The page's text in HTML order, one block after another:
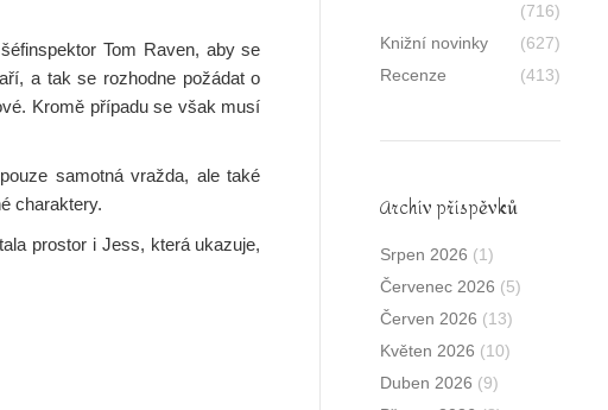
Tom Raven, aby se
a tak se rozhodne požádat o
Kromě případu se však musí
samotná vražda, ale také
charaktery.
prostor i Jess, která ukazuje,
(716)
Knižní novinky
(627)
Recenze
(413)
Archív příspěvků
Srpen 2026 (1)
Červenec 2026 (5)
Červen 2026 (13)
Květen 2026 (10)
Duben 2026 (9)